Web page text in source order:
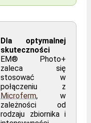
Dla optymalnej
skuteczności
EM® Photo+
zaleca się
stosować w
połączeniu z
Microferm, w
zależności od
rodzaju zbiornika i